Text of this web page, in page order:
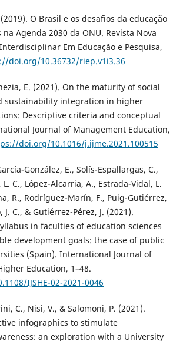
O Brasil e os desafios da educação
Agenda 2030 da ONU. Revista Nova
Em Educação e Pesquisa,
doi.org/10.36732/riep.v1i3.36
E. (2021). On the maturity of social
sustainability integration in higher
Descriptive criteria and conceptual
Journal of Management Education,
doi.org/10.1016/j.ijme.2021.100515
González, E., Solís-Espallargas, C.,
C., López-Alcarria, A., Estrada-Vidal, L.
R., Rodríguez-Marín, F., Puig-Gutiérrez,
C., & Gutiérrez-Pérez, J. (2021).
in faculties of education sciences
development goals: the case of public
(Spain). International Journal of
Education, 1–48.
IJSHE-02-2021-0046
C., Nisi, V., & Salomoni, P. (2021).
infographics to stimulate
an exploration with a University